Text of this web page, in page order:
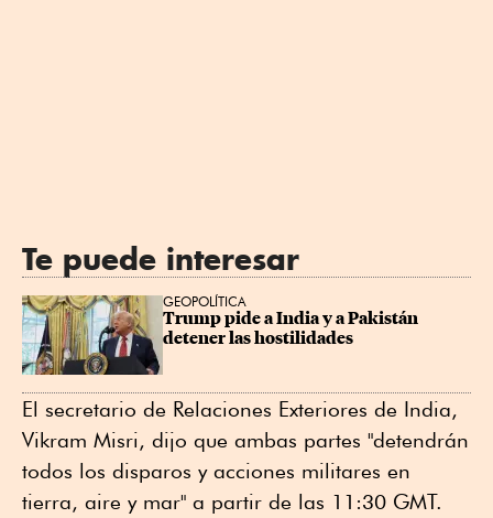
Te puede interesar
GEOPOLÍTICA
Trump pide a India y a Pakistán
detener las hostilidades
El secretario de Relaciones Exteriores de India,
Vikram Misri, dijo que ambas partes "detendrán
todos los disparos y acciones militares en
tierra, aire y mar" a partir de las 11:30 GMT.